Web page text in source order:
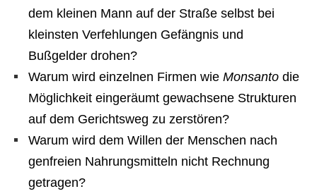
dem kleinen Mann auf der Straße selbst bei
kleinsten Verfehlungen Gefängnis und
Bußgelder drohen?
Warum wird einzelnen Firmen wie Monsanto die
Möglichkeit eingeräumt gewachsene Strukturen
auf dem Gerichtsweg zu zerstören?
Warum wird dem Willen der Menschen nach
genfreien Nahrungsmitteln nicht Rechnung
getragen?